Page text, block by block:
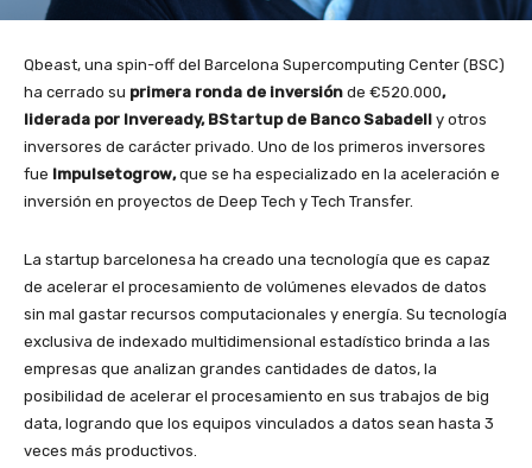
Qbeast, una spin-off del Barcelona Supercomputing Center (BSC)
ha cerrado su primera ronda de inversión de €520.000,
liderada por Inveready, BStartup de Banco Sabadell y otros
inversores de carácter privado. Uno de los primeros inversores
fue Impulsetogrow,que se ha especializado en la aceleración e
inversión en proyectos de Deep Tech y Tech Transfer.
La startup barcelonesa ha creado una tecnología que es capaz
de acelerar el procesamiento de volúmenes elevados de datos
sin mal gastar recursos computacionales y energía. Su tecnología
exclusiva de indexado multidimensional estadístico brinda a las
empresas que analizan grandes cantidades de datos, la
posibilidad de acelerar el procesamiento en sus trabajos de big
data, logrando que los equipos vinculados a datos sean hasta 3
veces más productivos.